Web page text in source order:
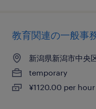
教育関連の一般事
新潟県新潟市中央
temporary
¥1120.00 per hour